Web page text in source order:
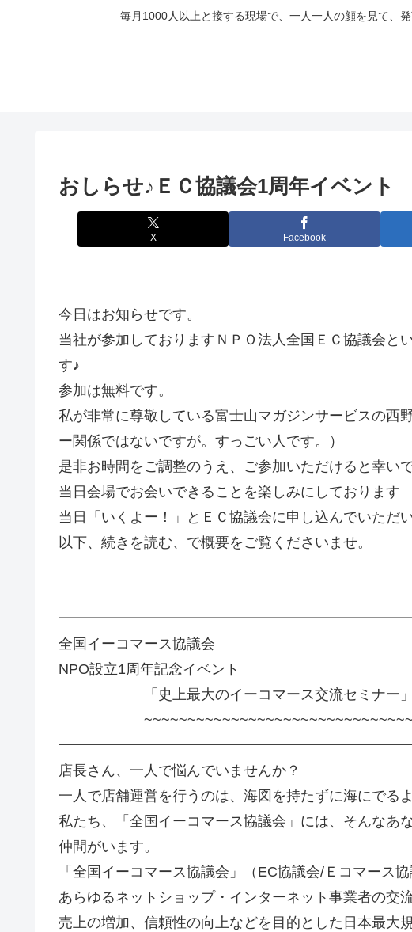
毎月1000人以上と接する現場で、一人一人の顔を見て、
おしらせ♪ＥＣ協議会1周年イベント
X Facebook
今日はお知らせです。
当社が参加しておりますＮＰＯ法人全国ＥＣ協議会と
す♪
参加は無料です。
私が非常に尊敬している富士山マガジンサービスの西
ー関係ではないですが。すっごい人です。）
是非お時間をご調整のうえ、ご参加いただけると幸い
当日会場でお会いできることを楽しみにしております
当日「いくよー！」とＥＣ協議会に申し込んでいただ
以下、続きを読む、で概要をご覧くださいませ。
全国イーコマース協議会
NPO設立1周年記念イベント
「史上最大のイーコマース交流セミナー」
店長さん、一人で悩んでいませんか？
一人で店舗運営を行うのは、海図を持たずに海にでる
私たち、「全国イーコマース協議会」には、そんなあ
仲間がいます。
「全国イーコマース協議会」（EC協議会/Ｅコマース
あらゆるネットショップ・インターネット事業者の交
売上の増加、信頼性の向上などを目的とした日本最大